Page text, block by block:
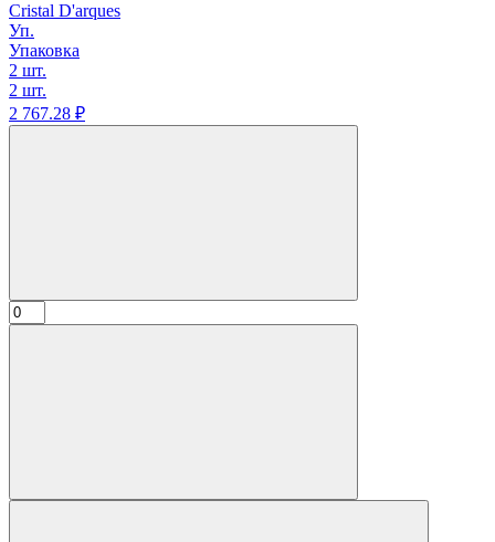
Cristal D'arques
Уп.
Упаковка
2 шт.
2 шт.
2 767.28 ₽